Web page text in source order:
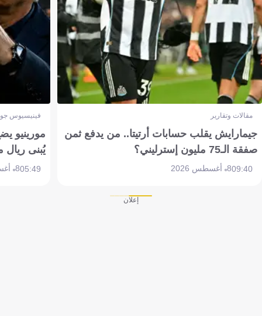
مقالات وتقارير
جيمارايش يقلب حسابات أرتيتا.. من يدفع ثمن
صفقة الـ75 مليون إسترليني؟
09:408 أغسطس 2026
فينيسيوس
مورينيو
يُبنى ريال
05:498 أغسطس 2026
إعلان